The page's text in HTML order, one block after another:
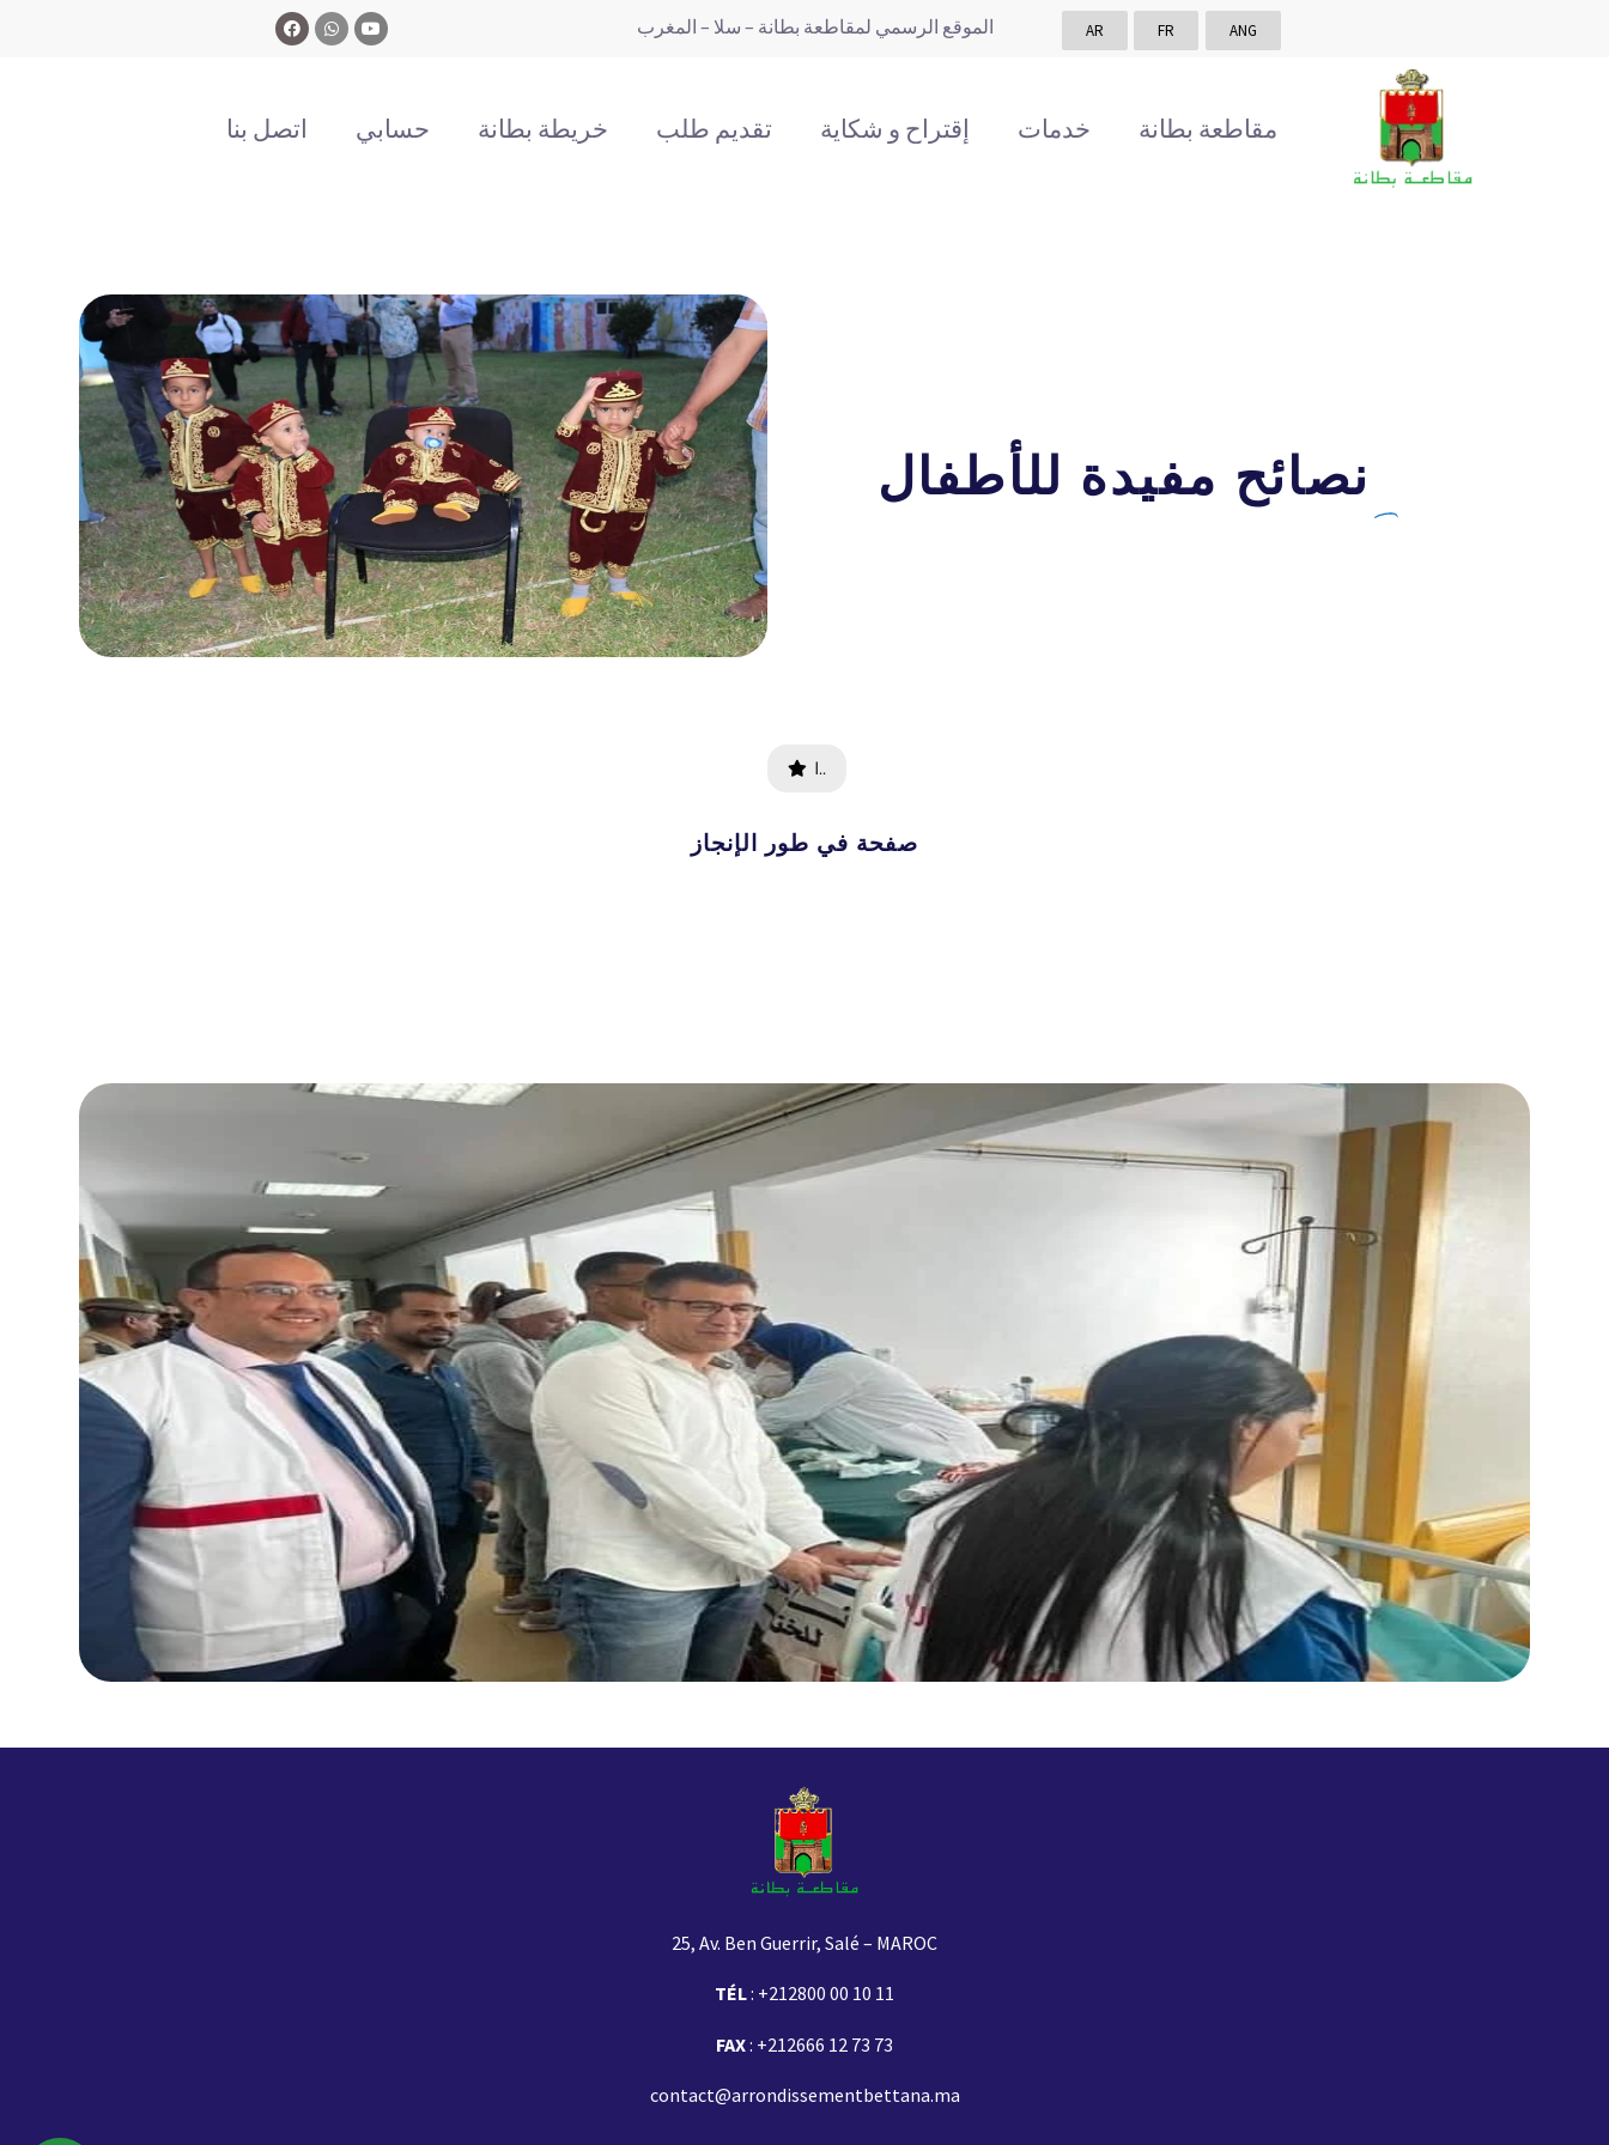
الموقع الرسمي لمقاطعة بطانة – سلا – المغرب AR FR ANG
اتصل بنا حسابي خريطة بطانة تقديم طلب إقتراح و شكاية خدمات مقاطعة بطانة
نصائح مفيدة للأطفال
I..
صفحة في طور الإنجاز
25, Av. Ben Guerrir, Salé – MAROC
TÉL: +212800 00 10 11
FAX: +212666 12 73 73
contact@arrondissementbettana.ma